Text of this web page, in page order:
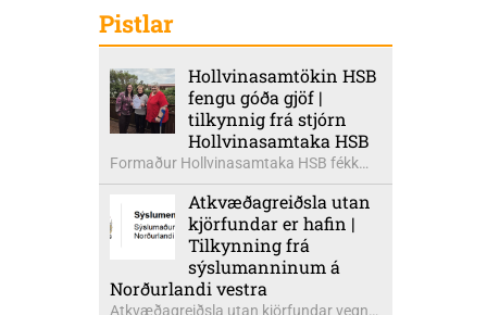
Pistlar
Hollvinasamtökin HSB
fengu góða gjöf |
tilkynnig frá stjórn
Hollvinasamtaka HSB
Formaður Hollvinasamtaka HSB fékk
heldur betur góða heimsók þann 5.
ágúst síðastliðinn. Þarna voru mættar
þær Ingibjörg á Auðólfsstöðum
formaður Kvenfélags
Bólstaðarhlíðarhrepps og Guðrún á
Auðkúlu formaður Kvenfélags
Atkvæðagreiðsla utan
kjörfundar er hafin |
Tilkynning frá
sýslumanninum á
Norðurlandi vestra
Atkvæðagreiðsla utan kjörfundar vegna